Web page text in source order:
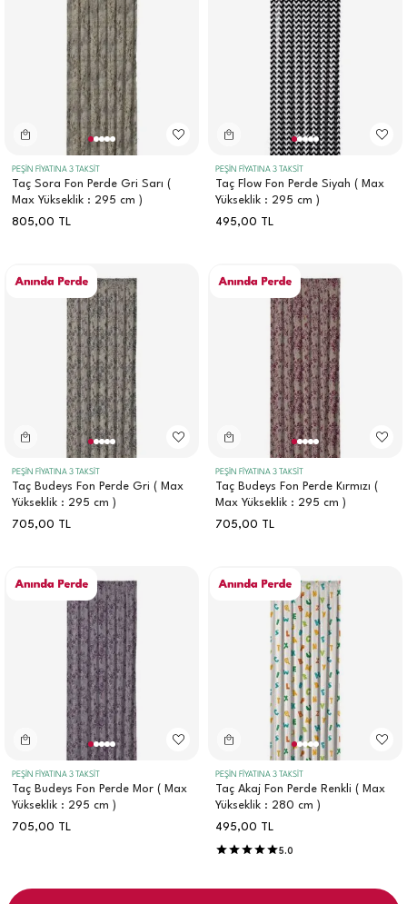
PEŞİN FİYATINA 3 TAKSİT
Taç Sora Fon Perde Gri Sarı (
Max Yükseklik : 295 cm )
805,00 TL
PEŞİN FİYATINA 3 TAKSİT
Taç Flow Fon Perde Siyah ( Max
Yükseklik : 295 cm )
495,00 TL
PEŞİN FİYATINA 3 TAKSİT
Taç Budeys Fon Perde Gri ( Max
Yükseklik : 295 cm )
705,00 TL
PEŞİN FİYATINA 3 TAKSİT
Taç Budeys Fon Perde Kırmızı (
Max Yükseklik : 295 cm )
705,00 TL
PEŞİN FİYATINA 3 TAKSİT
Taç Budeys Fon Perde Mor ( Max
Yükseklik : 295 cm )
705,00 TL
PEŞİN FİYATINA 3 TAKSİT
Taç Akaj Fon Perde Renkli ( Max
Yükseklik : 280 cm )
495,00 TL
5.0